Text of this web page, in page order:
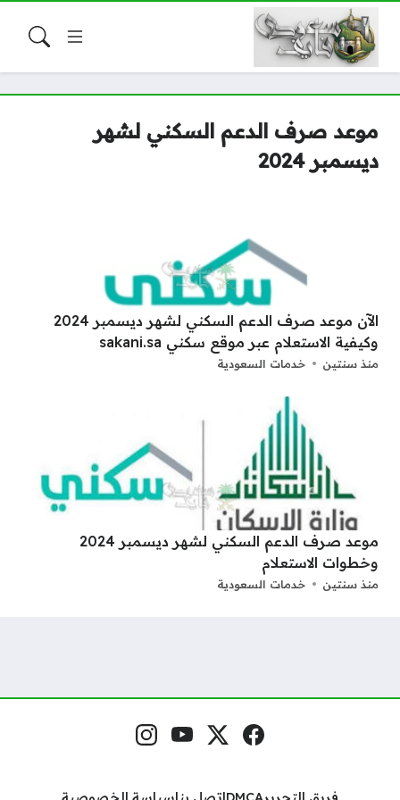
موعد صرف الدعم السكني لشهر
ديسمبر 2024
الآن موعد صرف الدعم السكني لشهر ديسمبر 2024
وكيفية الاستعلام عبر موقع سكني sakani.sa
منذ سنتين خدمات السعودية
موعد صرف الدعم السكني لشهر ديسمبر 2024
وخطوات الاستعلام
منذ سنتين خدمات السعودية
مواقع التواصل فيسبوكمنصة إكس
يوتيوبإنستغرام